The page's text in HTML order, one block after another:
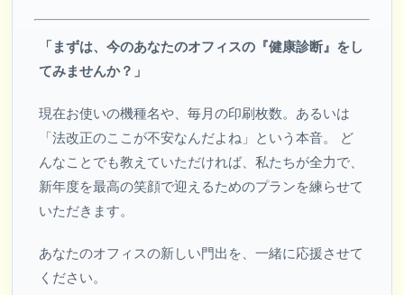
「まずは、今のあなたのオフィスの『健康診断』をし
てみませんか？」
現在お使いの機種名や、毎月の印刷枚数。あるいは
「法改正のここが不安なんだよね」という本音。 ど
んなことでも教えていただければ、私たちが全力で、
新年度を最高の笑顔で迎えるためのプランを練らせて
いただきます。
あなたのオフィスの新しい門出を、一緒に応援させて
ください。